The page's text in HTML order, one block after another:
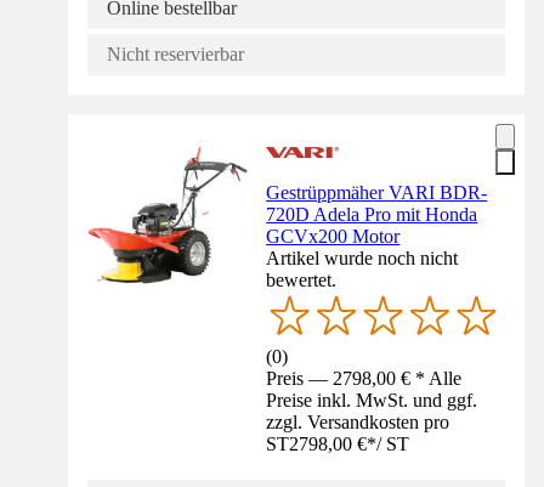
Online bestellbar
Nicht reservierbar
Gestrüppmäher VARI BDR-
720D Adela Pro mit Honda
GCVx200 Motor
Artikel wurde noch nicht
bewertet.
(0)
Preis — 2798,00 € * Alle
Preise inkl. MwSt. und ggf.
zzgl. Versandkosten pro
ST2798,00 €*/ ST